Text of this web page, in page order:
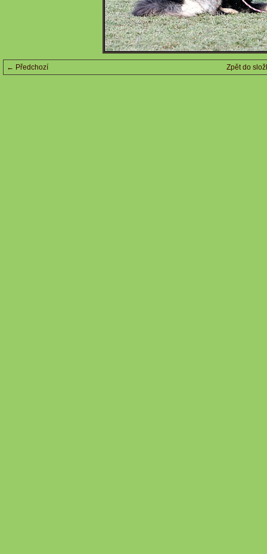
← Předchozí Zpět do